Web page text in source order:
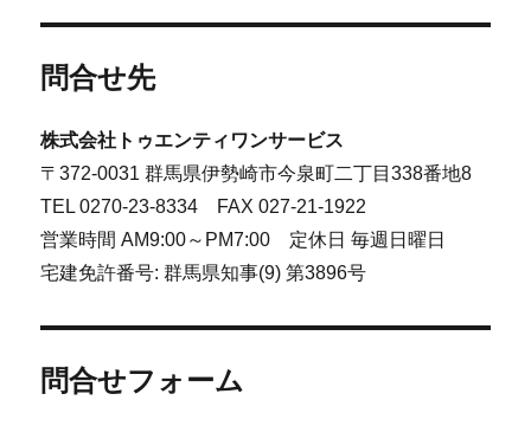
問合せ先
株式会社トゥエンティワンサービス
〒372-0031 群馬県伊勢崎市今泉町二丁目338番地8
TEL 0270-23-8334 FAX 027-21-1922
営業時間 AM9:00～PM7:00 定休日 毎週日曜日
宅建免許番号: 群馬県知事(9) 第3896号
問合せフォーム